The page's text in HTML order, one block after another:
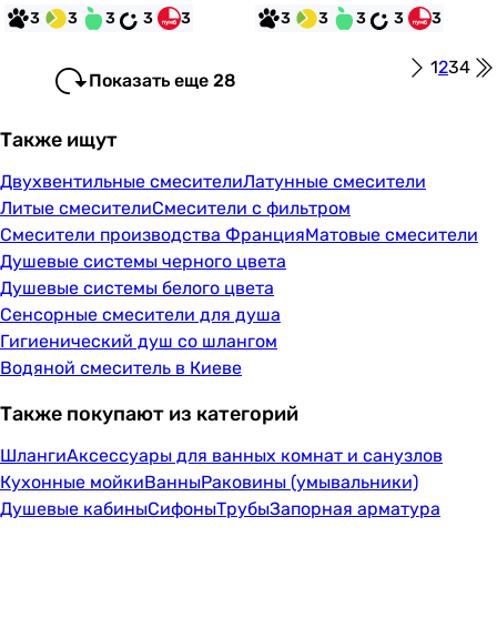
3 3 3 3 3 3 3 3 3 3
Показать еще 28
1234
Также ищут
Двухвентильные смесителиЛатунные смесители
Литые смесителиСмесители с фильтром
Смесители производства ФранцияМатовые смесители
Душевые системы черного цвета
Душевые системы белого цвета
Сенсорные смесители для душа
Гигиенический душ со шлангом
Водяной смеситель в Киеве
Также покупают из категорий
ШлангиАксессуары для ванных комнат и санузлов
Кухонные мойкиВанныРаковины (умывальники)
Душевые кабиныСифоныТрубыЗапорная арматура